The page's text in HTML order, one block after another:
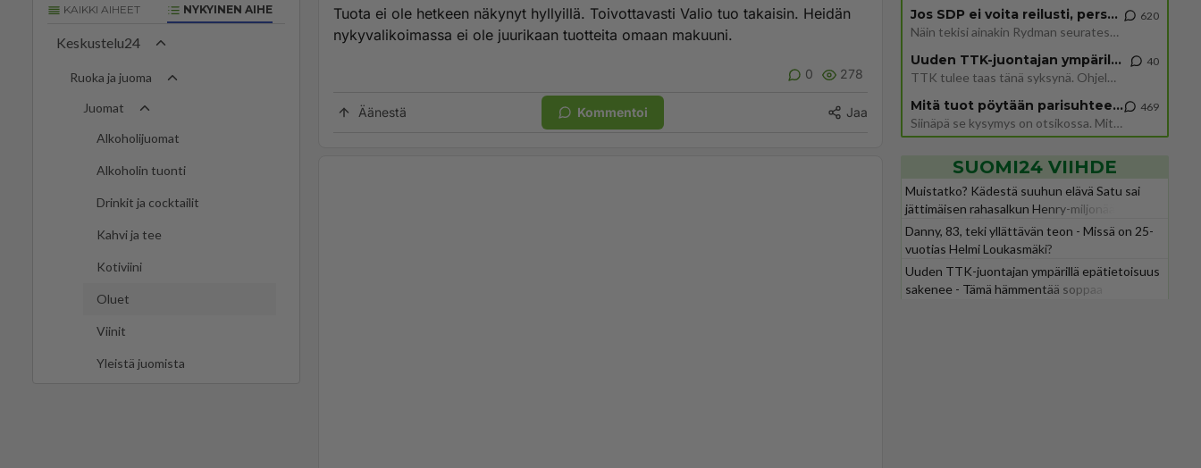
KAIKKI AIHEET NYKYINEN AIHE
Keskustelu24
Ruoka ja juoma
Juomat
Alkoholijuomat
Alkoholin tuonti
Drinkit ja cocktailit
Kahvi ja tee
Kotiviini
Oluet
Viinit
Yleistä juomista
Tuota ei ole hetkeen näkynyt hyllyillä. Toivottavasti Valio tuo takaisin. Heidän
nykyvalikoimassa ei ole juurikaan tuotteita omaan makuuni.
0 278
Äänestä Kommentoi Jaa
Jos SDP ei voita reilusti, persut kumoavat demokratian Suomesta
Näin tekisi ainakin Rydman seuratessaan idolinsa Trumpin mallia https://www.is.fi/politiikka/art-2000012187244.html
620
Uuden TTK-juontajan ympärillä epätietoisuus sakenee - Nyt MTV hämmentää soppaa
TTK tulee taas tänä syksynä. Ohjelman uudet tähtioppilaat julkistetaan torstaina 6. elokuuta klo 14 alkavassa lehdistö
40
Mitä tuot pöytään parisuhteessa?
Siinäpä se kysymys on otsikossa. Mitäpä siis tuot/toisit pöytään parisuhteessa? Oletko mies vai nainen? Koetko sen mitä
469
SUOMI24 VIIHDE
Muistatko? Kädestä suuhun elävä Satu sai
jättimäisen rahasalkun Henry-miljonääriltä
Danny, 83, teki yllättävän teon - Missä on 25-
vuotias Helmi Loukasmäki?
Uuden TTK-juontajan ympärillä epätietoisuus
sakenee - Tämä hämmentää soppaa